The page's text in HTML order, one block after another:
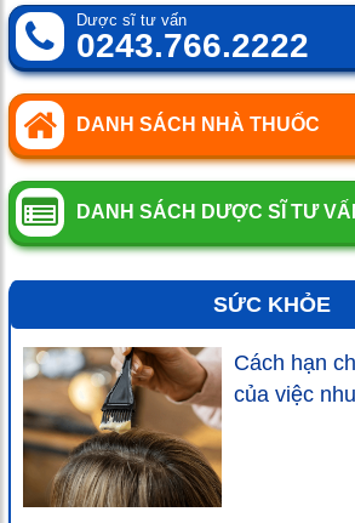
Dược sĩ tư vấn
0243.766.2222
DANH SÁCH NHÀ THUỐC
DANH SÁCH DƯỢC SĨ TƯ
SỨC KHỎE
Cách hạn
của việc